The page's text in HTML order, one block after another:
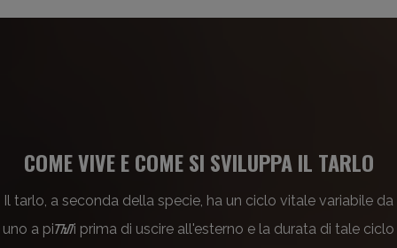
COME VIVE E COME SI SVILUPPA IL TARLO
Il tarlo, a seconda della specie, ha un ciclo vitale variabile da
uno a piᮮi prima di uscire all'esterno e la durata di tale ciclo